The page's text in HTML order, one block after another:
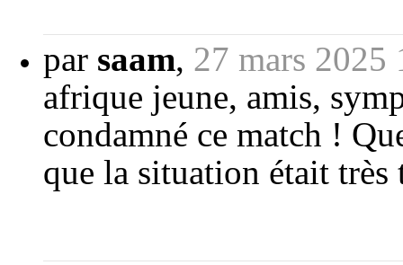
par saam, 27 mars 2025
afrique jeune, amis,
condamné ce match !
que la situation était très